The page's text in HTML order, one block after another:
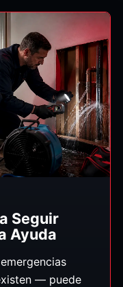
Seguir
Ayuda
— puede